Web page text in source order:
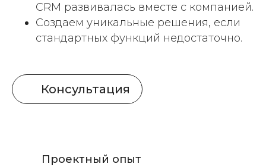
CRM развивалась вместе с компанией.
Создаем уникальные решения, если
стандартных функций недостаточно.
Консультация
Проектный опыт